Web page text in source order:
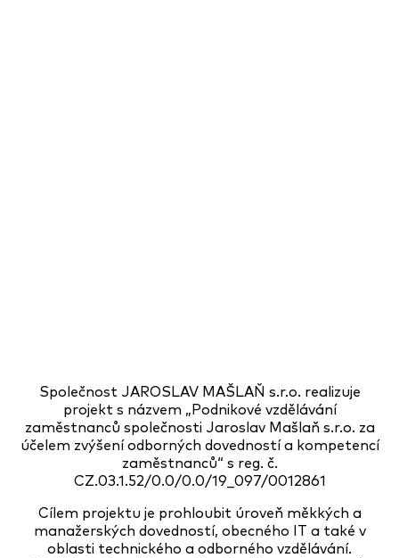
Společnost JAROSLAV MAŠLAŇ s.r.o. realizuje
projekt s názvem „Podnikové vzdělávání
zaměstnanců společnosti Jaroslav Mašlaň s.r.o. za
účelem zvýšení odborných dovedností a kompetencí
zaměstnanců“ s reg. č.
CZ.03.1.52/0.0/0.0/19_097/0012861
Cílem projektu je prohloubit úroveň měkkých a
manažerských dovedností, obecného IT a také v
oblasti technického a odborného vzdělávání.